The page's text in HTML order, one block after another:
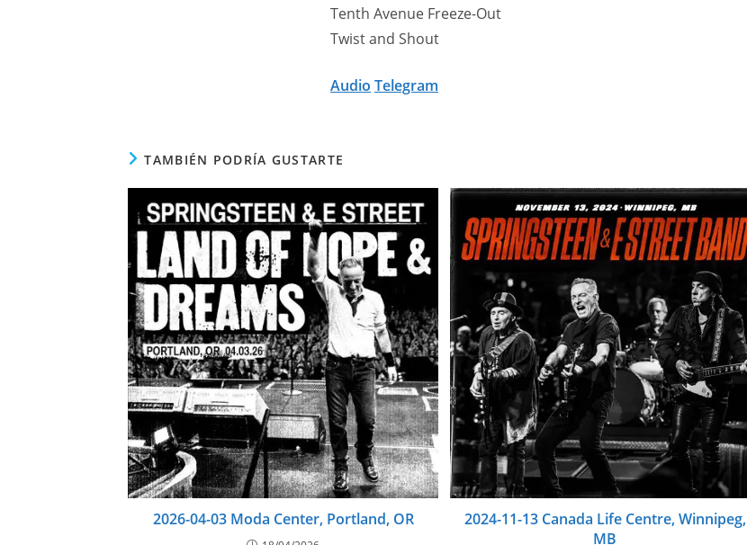
Tenth Avenue Freeze-Out
Twist and Shout
Audio Telegram
TAMBIÉN PODRÍA GUSTARTE
2026-04-03 Moda Center, Portland, OR
2024-11-13 Canada Life Centre, Winnipeg,
MB